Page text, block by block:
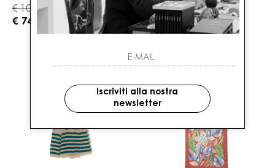
€ 105.00 -30%
€ 74.00
€ 135.00 -30%
€ 95.00
Iscriviti alla nostra
newsletter